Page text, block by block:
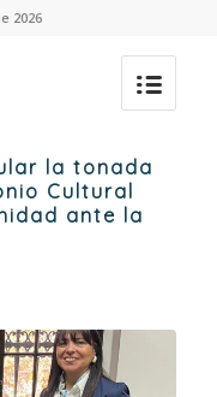
2026
la tonada
Cultural
ante la